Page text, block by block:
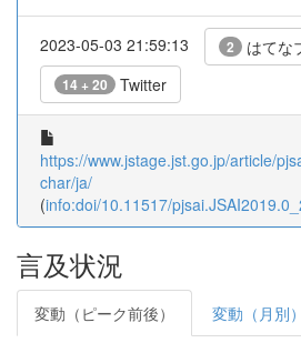
2023-05-03 21:59:13 2 はてな
14 + 20 Twitter
https://www.jstage.jst.go.jp/article/
char/ja/
(info:doi/10.11517/
言及状況
変動（ピーク前後） 変動（月別）